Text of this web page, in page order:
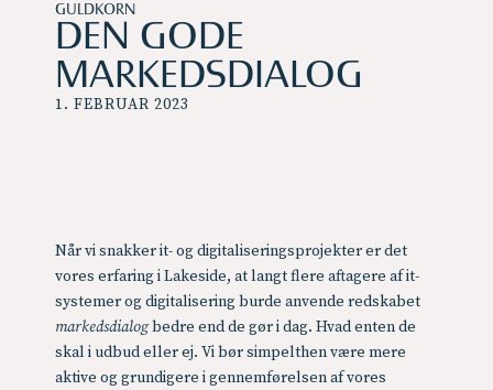
GULDKORN
DEN GODE
MARKEDSDIALOG
1. FEBRUAR 2023
Når vi snakker it- og digitaliseringsprojekter er det
vores erfaring i Lakeside, at langt flere aftagere af it-
systemer og digitalisering burde anvende redskabet
markedsdialogbedre end de gør i dag. Hvad enten de
skal i udbud eller ej. Vi bør simpelthen være mere
aktive og grundigere i gennemførelsen af vores